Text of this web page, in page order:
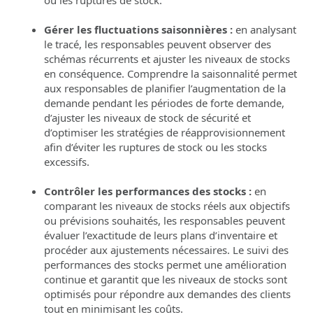
Gérer les fluctuations saisonnières : en analysant
le tracé, les responsables peuvent observer des
schémas récurrents et ajuster les niveaux de stocks
en conséquence. Comprendre la saisonnalité permet
aux responsables de planifier l’augmentation de la
demande pendant les périodes de forte demande,
d’ajuster les niveaux de stock de sécurité et
d’optimiser les stratégies de réapprovisionnement
afin d’éviter les ruptures de stock ou les stocks
excessifs.
Contrôler les performances des stocks : en
comparant les niveaux de stocks réels aux objectifs
ou prévisions souhaités, les responsables peuvent
évaluer l’exactitude de leurs plans d’inventaire et
procéder aux ajustements nécessaires. Le suivi des
performances des stocks permet une amélioration
continue et garantit que les niveaux de stocks sont
optimisés pour répondre aux demandes des clients
tout en minimisant les coûts.